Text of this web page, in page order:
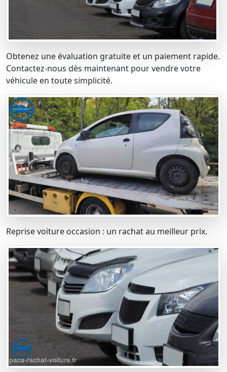
Obtenez une évaluation gratuite et un paiement rapide.
Contactez-nous dès maintenant pour vendre votre
véhicule en toute simplicité.
Reprise voiture occasion : un rachat au meilleur prix.